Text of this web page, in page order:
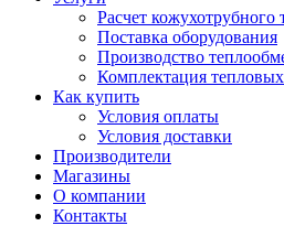
Расчет кожухотрубного
Поставка оборудования
Производство
Комплектация
Как купить
Условия оплаты
Условия доставки
Производители
Магазины
О компании
Контакты